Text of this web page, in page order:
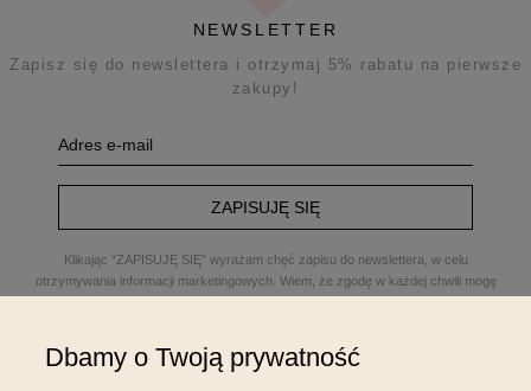
NEWSLETTER
Zapisz się do newslettera i otrzymaj 5% rabatu na pierwsze
zakupy!
ZAPISUJĘ SIĘ
Klikając “ZAPISUJĘ SIĘ” wyrażam chęć zapisu do newslettera, w celu
otrzymywania informacji marketingowych. Wiem, że zgodę w każdej chwili mogę
wpisaną do rejestru przedsiębiorców Krajowego Rejestru Sądowego pod numerem
KRS: 0001129505; sąd rejestrowy, w którym przechowywana jest dokumentacja
Dbamy o Twoją prywatność